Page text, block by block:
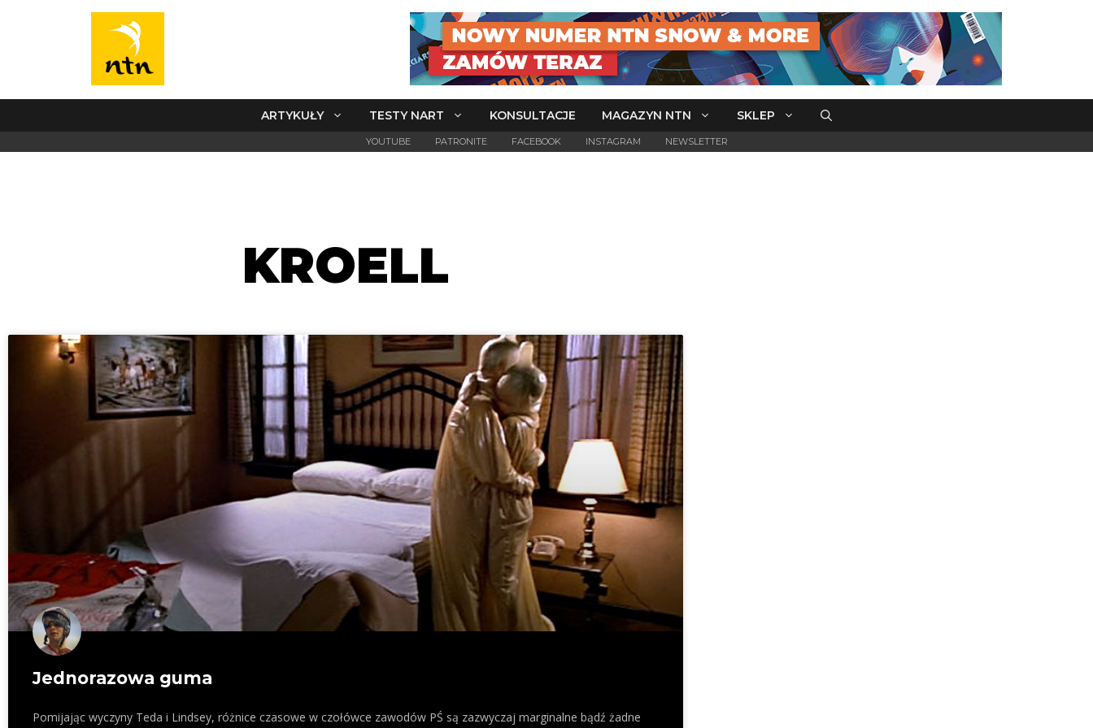
ARTYKUŁY TESTY NART KONSULTACJE MAGAZYN NTN SKLEP
YOUTUBE PATRONITE FACEBOOK INSTAGRAM NEWSLETTER
KROELL
Jednorazowa guma
Pomijając wyczyny Teda i Lindsey, różnice czasowe w czołówce zawodów PŚ są zazwyczaj marginalne bądź żadne